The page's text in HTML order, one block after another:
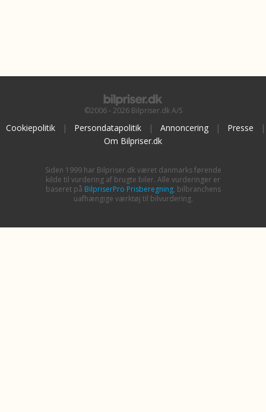
©2006 - 2026 Bilpriser.dk A/S
Cookiepolitik | Persondatapolitik | Annoncering | Presse
|
Om Bilpriser.dk
Siden 1999 har Bilpriser.dk været danmarks førende
kilde til vurdering af brugte biler. Alle vurderinger er
baseret på BilpriserPro Prisberegning, bilbranchens
uafhængige værktøj til bilvurdering.